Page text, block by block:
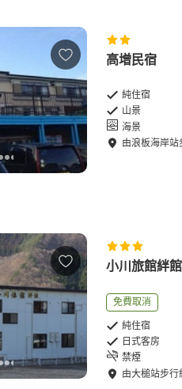
高增民宿
純住宿
山景
海景
由浪板海岸站
小川旅館絆館
免費取消
純住宿
日式客房
禁煙
由大槌站步行